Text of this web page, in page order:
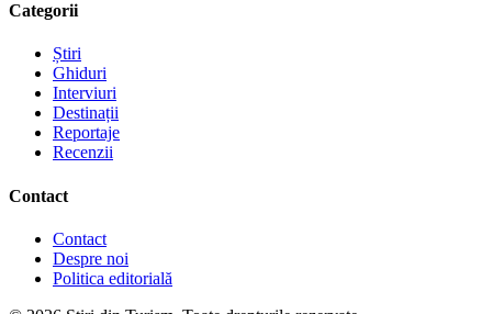
Categorii
Știri
Ghiduri
Interviuri
Destinații
Reportaje
Recenzii
Contact
Contact
Despre noi
Politica editorială